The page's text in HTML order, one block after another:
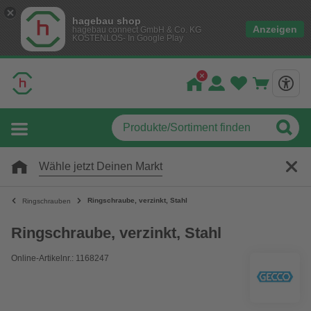
hagebau shop
hagebau connect GmbH & Co. KG
KOSTENLOS- In Google Play
Anzeigen
Wähle jetzt Deinen Markt
Ringschrauben Ringschraube, verzinkt, Stahl
Ringschraube, verzinkt, Stahl
Online-Artikelnr.: 1168247